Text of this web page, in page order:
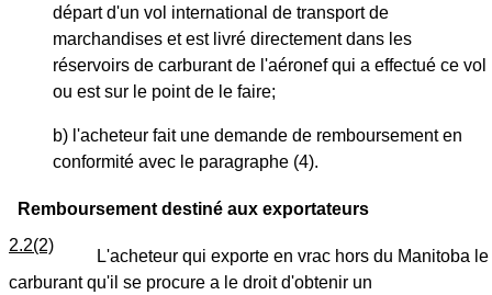
départ d'un vol international de transport de
marchandises et est livré directement dans les
réservoirs de carburant de l'aéronef qui a effectué ce vol
ou est sur le point de le faire;
b) l'acheteur fait une demande de remboursement en
conformité avec le paragraphe (4).
Remboursement destiné aux exportateurs
2.2(2)
L'acheteur qui exporte en vrac hors du Manitoba le
carburant qu'il se procure a le droit d'obtenir un